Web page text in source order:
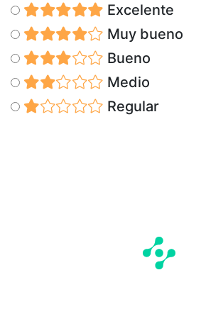
Excelente
Muy bueno
Bueno
Medio
Regular